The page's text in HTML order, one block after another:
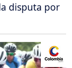
disputa por